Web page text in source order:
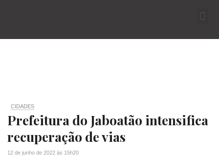
CIDADES
Prefeitura do Jaboatão intensifica
recuperação de vias
12 de junho de 2022 às 15h20